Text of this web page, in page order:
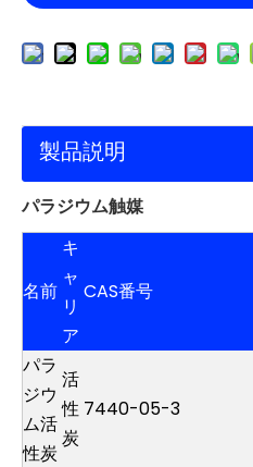
製品説明
パラジウム触媒
名前
キ
ャ
リ
ア
CAS番号
パラ
ジウ
ム活
性炭
活
性
炭
7440-05-3